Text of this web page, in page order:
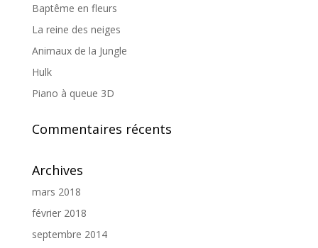
Baptême en fleurs
La reine des neiges
Animaux de la Jungle
Hulk
Piano à queue 3D
Commentaires récents
Archives
mars 2018
février 2018
septembre 2014